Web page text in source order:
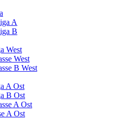
A
B
West
West
B West
A Ost
B Ost
A Ost
A Ost